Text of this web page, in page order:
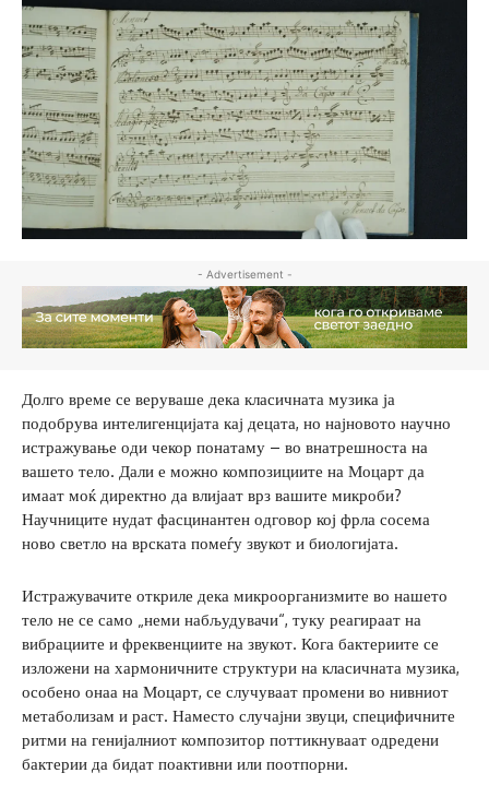
- Advertisement -
Долго време се веруваше дека класичната музика ја
подобрува интелигенцијата кај децата, но најновото научно
истражување оди чекор понатаму – во внатрешноста на
вашето тело. Дали е можно композициите на Моцарт да
имаат моќ директно да влијаат врз вашите микроби?
Научниците нудат фасцинантен одговор кој фрла сосема
ново светло на врската помеѓу звукот и биологијата.
Истражувачите откриле дека микроорганизмите во нашето
тело не се само „неми набљудувачи“, туку реагираат на
вибрациите и фреквенциите на звукот. Кога бактериите се
изложени на хармоничните структури на класичната музика,
особено онаа на Моцарт, се случуваат промени во нивниот
метаболизам и раст. Наместо случајни звуци, специфичните
ритми на генијалниот композитор поттикнуваат одредени
бактерии да бидат поактивни или поотпорни.